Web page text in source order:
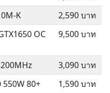
K
2,590 บาท
OC
9,500 บาท
3,090 บาท
80+
1,590 บาท